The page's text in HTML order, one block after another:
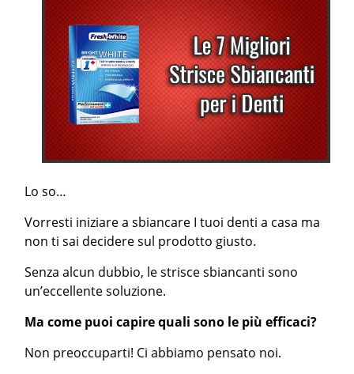
Lo so…
Vorresti iniziare a sbiancare I tuoi denti a casa ma
non ti sai decidere sul prodotto giusto.
Senza alcun dubbio, le strisce sbiancanti sono
un’eccellente soluzione.
Ma come puoi capire quali sono le più efficaci?
Non preoccuparti! Ci abbiamo pensato noi.